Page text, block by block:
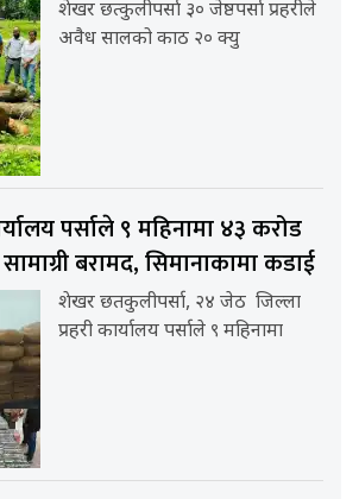
शेखर छत्कुलीपर्सा ३० जेष्ठपर्सा प्रहरीले
अवैध सालको काठ २० क्यु
पर्साले ९ महिनामा ४३ करोड
बरामद, सिमानाकामा कडाई
शेखर छतकुलीपर्सा, २४ जेठ जिल्ला
प्रहरी कार्यालय पर्साले ९ महिनामा